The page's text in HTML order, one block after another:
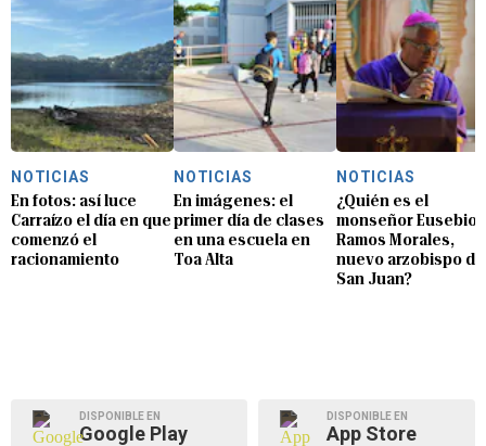
NOTICIAS
En fotos: así luce
Carraízo el día en que
comenzó el
racionamiento
NOTICIAS
En imágenes: el
primer día de clases
en una escuela en
Toa Alta
NOTICIAS
¿Quién es el
monseñor Eusebio
Ramos Morales,
nuevo arzobispo de
San Juan?
DISPONIBLE EN
Google Play
DISPONIBLE EN
App Store